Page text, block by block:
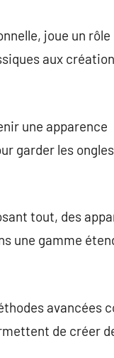
joue un rôle
aux
une apparence
garder les
tout, des
une gamme
avancées
de créer